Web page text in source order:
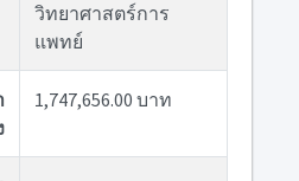
วิทยาศาสตร์การ
แพทย์
1,747,656.00 บาท